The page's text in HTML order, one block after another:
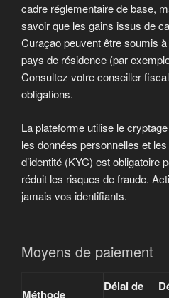
cadre réglementaire de base,
savoir que les gains issus de
Curaçao peuvent être soumis
pays de résidence (par
Consultez votre conseiller
obligations.
La plateforme utilise le
les données personnelles et
d’identité (KYC) est obligatoire
réduit les risques de fraude.
jamais vos identifiants.
Moyens de paiement
Méthode
Délai de